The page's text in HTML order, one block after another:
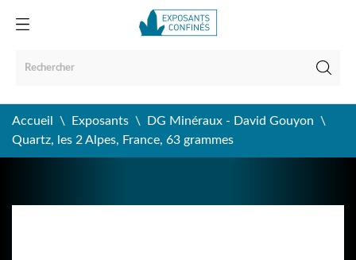
Accueil Exposants
DG Minéraux - David Gouyon
Quartz, les 2 Alpes, France, 63 grammes